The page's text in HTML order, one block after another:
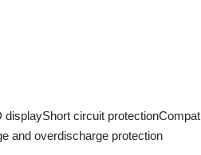
circuit
and overdischarge protection